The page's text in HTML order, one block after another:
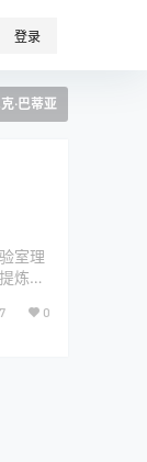
登录
·巴蒂亚
室理
炼出
0